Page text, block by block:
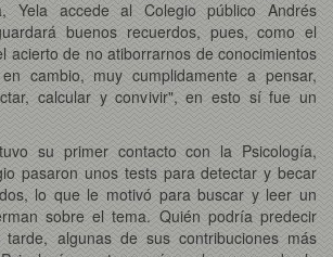
Yela accede al Colegio público Andrés
buenos recuerdos, pues, como el
acierto de no atiborrarnos de conocimientos
cambio, muy cumplidamente a pensar,
calcular y convivir", en esto sí fue un
su primer contacto con la Psicología,
pasaron unos tests para detectar y becar
lo que le motivó para buscar y leer un
sobre el tema. Quién podría predecir
algunas de sus contribuciones más